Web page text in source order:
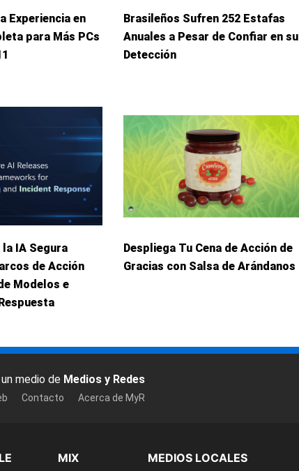
Experiencia en
para Más PCs
Brasileños Sufren 252 Estafas
Anuales a Pesar de Confiar en su
Detección
IA Segura
de Acción
Modelos e
Despliega Tu Cena de Acción de
Gracias con Salsa de Arándanos
medio de Medios y Redes
Contacto Acerca de MyR
MIX MEDIOS LOCALES